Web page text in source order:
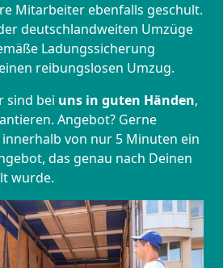
Mitarbeiter ebenfalls geschult.
deutschlandweiten Umzüge
Ladungssicherung
reibungslosen Umzug.
sind bei uns in guten Händen,
Angebot? Gerne
von nur 5 Minuten ein
das genau nach Deinen
wurde.